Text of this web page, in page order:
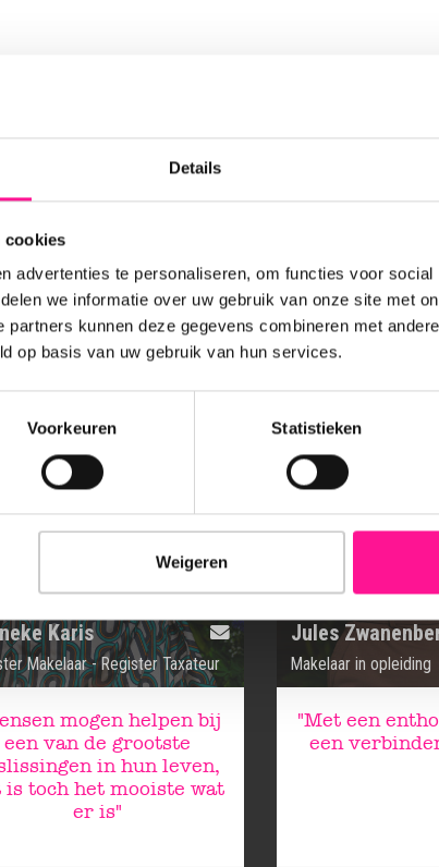
Details
cookies
advertenties te personaliseren, om functies voor
we informatie over uw gebruik van onze site met
partners kunnen deze gegevens combineren met
op basis van uw gebruik van hun services.
Voorkeuren Statistieken
Weigeren
Karis
Makelaar - Register Taxateur
mogen helpen bij
een van de grootste
in hun leven,
is toch het mooiste wat
er is"
Jules
Makelaar in opleiding
"Met een
een